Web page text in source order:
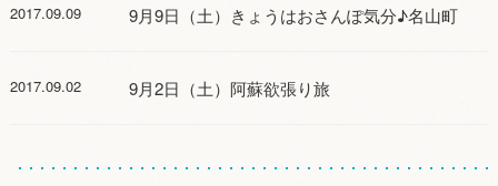
2017.09.09 9月9日（土）きょうはおさんぽ気分♪名山町
2017.09.02 9月2日（土）阿蘇欲張り旅